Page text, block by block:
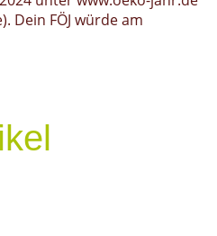
Dein FÖJ würde am